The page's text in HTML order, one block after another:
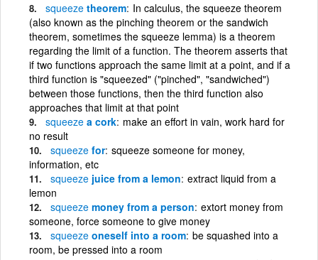
squeeze theorem In calculus, the squeeze theorem
(also known as the pinching theorem or the sandwich
theorem, sometimes the squeeze lemma) is a theorem
regarding the limit of a function. The theorem asserts that
if two functions approach the same limit at a point, and if a
third function is "squeezed" ("pinched", "sandwiched")
between those functions, then the third function also
approaches that limit at that point
squeeze a cork make an effort in vain, work hard for
no result
squeeze for squeeze someone for money,
information, etc
squeeze juice from a lemon extract liquid from a
lemon
squeeze money from a person extort money from
someone, force someone to give money
squeeze oneself into a room be squashed into a
room, be pressed into a room